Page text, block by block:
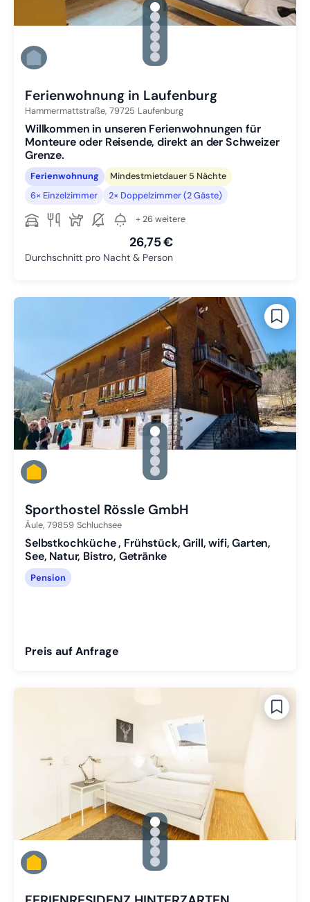
gallery.slide_selector
Zu Slide 1 wechseln
Zu Slide 2 wechseln
Zu Slide 3 wechseln
Zu Slide 4 wechseln
Zu Slide 5 wechseln
Zu Slide 6 wechseln
Ferienwohnung in Laufenburg
Hammermattstraße, 79725 Laufenburg
Willkommen in unseren Ferienwohnungen für
Monteure oder Reisende, direkt an der Schweizer
Grenze.
Ferienwohnung
Mindestmietdauer 5 Nächte
6× Einzelzimmer
2× Doppelzimmer (2 Gäste)
+ 26 weitere
26,75 €
Durchschnitt pro Nacht & Person
gallery.slide_selector
Zu Slide 1 wechseln
Zu Slide 2 wechseln
Zu Slide 3 wechseln
Zu Slide 4 wechseln
Zu Slide 5 wechseln
Sporthostel Rössle GmbH
Äule, 79859 Schluchsee
Selbstkochküche , Frühstück, Grill, wifi, Garten,
See, Natur, Bistro, Getränke
Pension
Preis auf Anfrage
gallery.slide_selector
Zu Slide 1 wechseln
Zu Slide 2 wechseln
Zu Slide 3 wechseln
Zu Slide 4 wechseln
Zu Slide 5 wechseln